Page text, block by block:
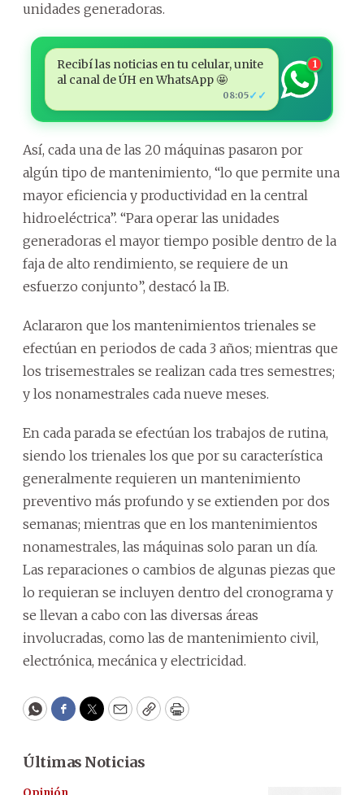
unidades generadoras.
Recibí las noticias en tu celular, unite
al canal de ÚH en WhatsApp 🤩
08:05✓✓
1
Así, cada una de las 20 máquinas pasaron por
algún tipo de mantenimiento, “lo que permite una
mayor eficiencia y productividad en la central
hidroeléctrica”. “Para operar las unidades
generadoras el mayor tiempo posible dentro de la
faja de alto rendimiento, se requiere de un
esfuerzo conjunto”, destacó la IB.
Aclararon que los mantenimientos trienales se
efectúan en periodos de cada 3 años; mientras que
los trisemestrales se realizan cada tres semestres;
y los nonamestrales cada nueve meses.
En cada parada se efectúan los trabajos de rutina,
siendo los trienales los que por su característica
generalmente requieren un mantenimiento
preventivo más profundo y se extienden por dos
semanas; mientras que en los mantenimientos
nonamestrales, las máquinas solo paran un día.
Las reparaciones o cambios de algunas piezas que
lo requieran se incluyen dentro del cronograma y
se llevan a cabo con las diversas áreas
involucradas, como las de mantenimiento civil,
electrónica, mecánica y electricidad.
WhatsApp
Facebook
Twitter
EmailCopyPrint
Últimas Noticias